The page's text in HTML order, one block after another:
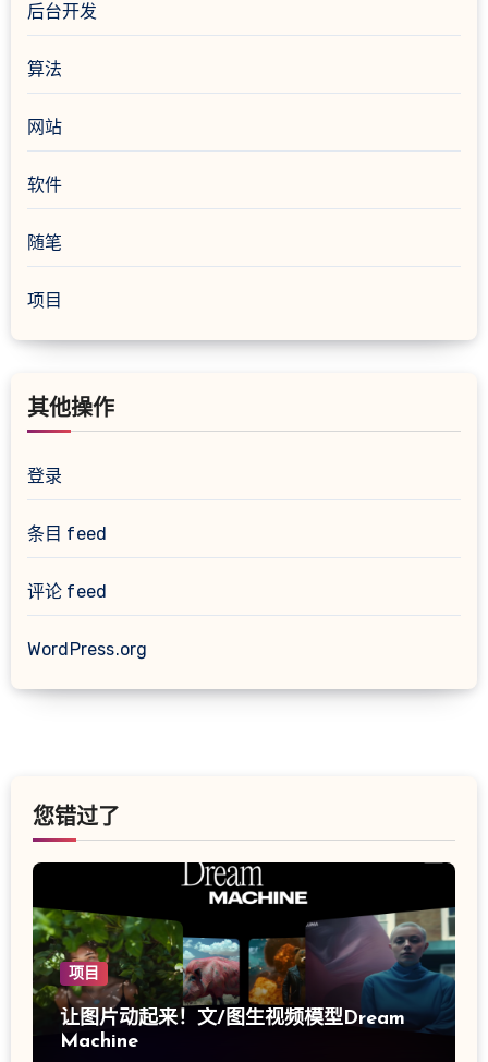
后台开发
算法
网站
软件
随笔
项目
其他操作
登录
条目 feed
评论 feed
WordPress.org
您错过了
项目
让图片动起来！文/图生视频模型Dream
Machine